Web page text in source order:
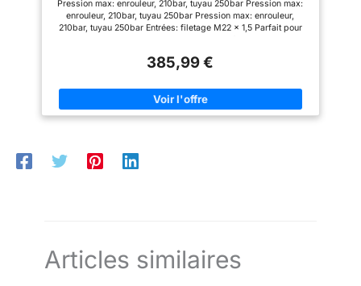
Pression max: enrouleur, 210bar, tuyau 250bar Pression max:
enrouleur, 210bar, tuyau 250bar Pression max: enrouleur,
210bar, tuyau 250bar Entrées: filetage M22 x 1,5 Parfait pour
comprend un tuyau de 60m avec du fil d'acier. L'entrée
gamme de nettoyeurs haute pression. Le tuyau ne convient pas
au nouveau système Karcher "Easy! Lock"
385,99 €
Articles similaires